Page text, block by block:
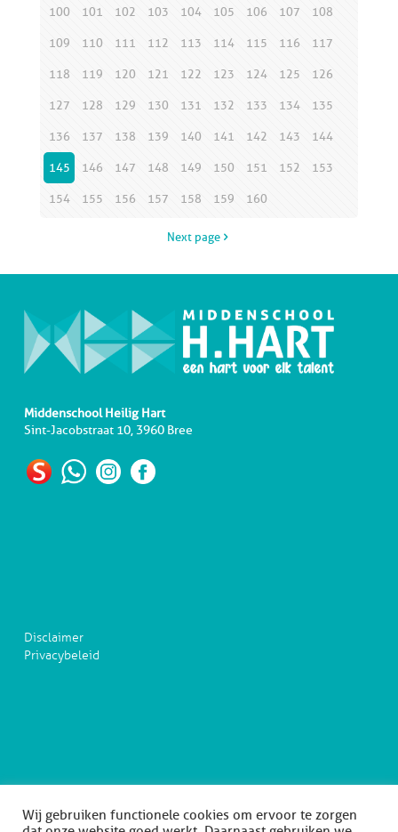
100 101 102 103 104 105 106 107 108
109 110 111 112 113 114 115 116 117
118 119 120 121 122 123 124 125 126
127 128 129 130 131 132 133 134 135
136 137 138 139 140 141 142 143 144
145 146 147 148 149 150 151 152 153
154 155 156 157 158 159 160
Next page
Middenschool Heilig Hart
Sint-Jacobstraat 10, 3960 Bree
Disclaimer
Privacybeleid
Wij gebruiken functionele cookies om ervoor te zorgen